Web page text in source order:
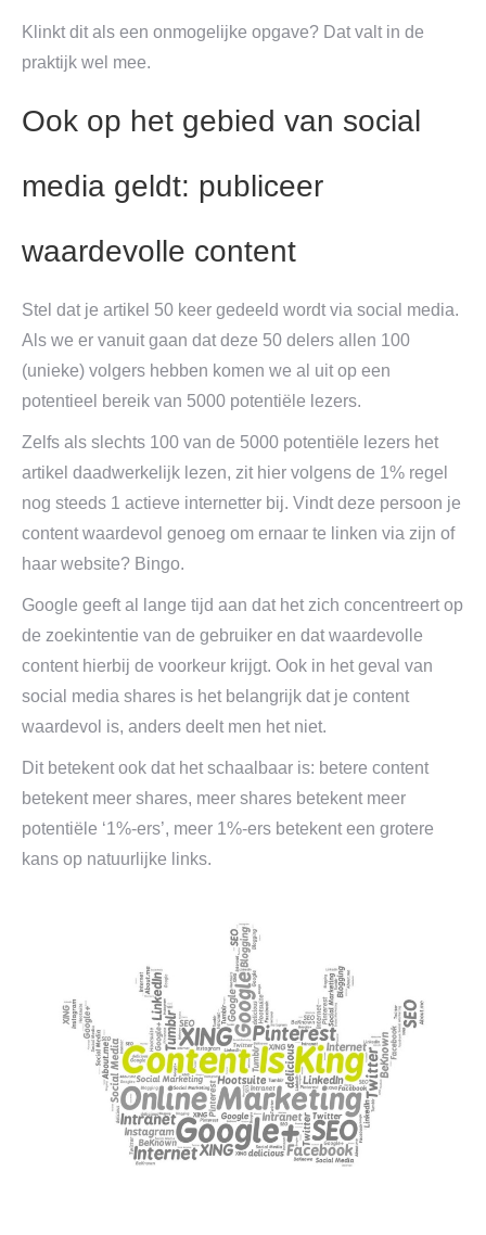
Klinkt dit als een onmogelijke opgave? Dat valt in de
praktijk wel mee.
Ook op het gebied van social
media geldt: publiceer
waardevolle content
Stel dat je artikel 50 keer gedeeld wordt via social media.
Als we er vanuit gaan dat deze 50 delers allen 100
(unieke) volgers hebben komen we al uit op een
potentieel bereik van 5000 potentiële lezers.
Zelfs als slechts 100 van de 5000 potentiële lezers het
artikel daadwerkelijk lezen, zit hier volgens de 1% regel
nog steeds 1 actieve internetter bij. Vindt deze persoon je
content waardevol genoeg om ernaar te linken via zijn of
haar website? Bingo.
Google geeft al lange tijd aan dat het zich concentreert op
de zoekintentie van de gebruiker en dat waardevolle
content hierbij de voorkeur krijgt. Ook in het geval van
social media shares is het belangrijk dat je content
waardevol is, anders deelt men het niet.
Dit betekent ook dat het schaalbaar is: betere content
betekent meer shares, meer shares betekent meer
potentiële ‘1%-ers’, meer 1%-ers betekent een grotere
kans op natuurlijke links.